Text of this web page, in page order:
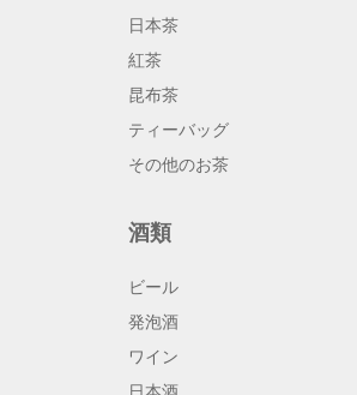
日本茶
紅茶
昆布茶
ティーバッグ
その他のお茶
酒類
ビール
発泡酒
ワイン